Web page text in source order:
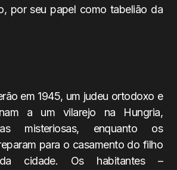
por seu papel como tabelião da
em 1945, um judeu ortodoxo e
a um vilarejo na Hungria,
misteriosas, enquanto os
para o casamento do filho
cidade. Os habitantes –